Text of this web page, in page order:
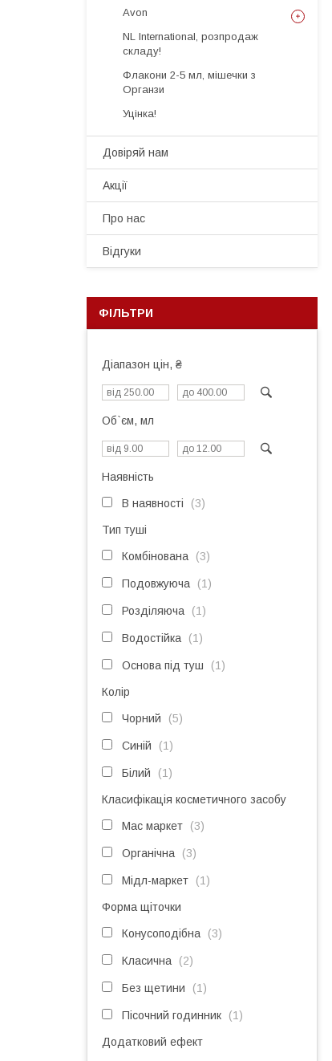
Avon
NL International, розпродаж
складу!
Флакони 2-5 мл, мішечки з
Органзи
Уцінка!
Довіряй нам
Акції
Про нас
Відгуки
ФІЛЬТРИ
Діапазон цін, ₴
Об`єм, мл
Наявність
В наявності 3
Тип туші
Комбінована 3
Подовжуюча 1
Розділяюча 1
Водостійка 1
Основа під туш 1
Колір
Чорний 5
Синій 1
Білий 1
Класифікація косметичного засобу
Мас маркет 3
Органічна 3
Мідл-маркет 1
Форма щіточки
Конусоподібна 3
Класична 2
Без щетини 1
Пісочний годинник 1
Додатковий ефект